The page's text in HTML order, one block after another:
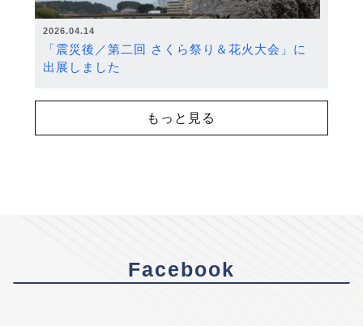
2026.04.14
「震災後／第二回 さくら祭り＆花火大会」に
出展しました
もっと見る
Facebook